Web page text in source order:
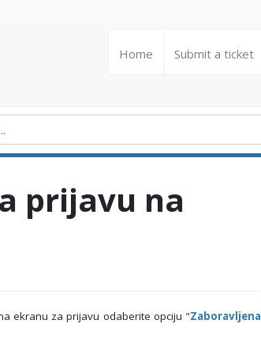
Home Submit a ticket
prijavu na
ekranu za prijavu odaberite opciju "Zaboravljena